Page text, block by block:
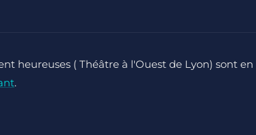
heureuses ( Théâtre à l'Ouest de Lyon) sont en
.